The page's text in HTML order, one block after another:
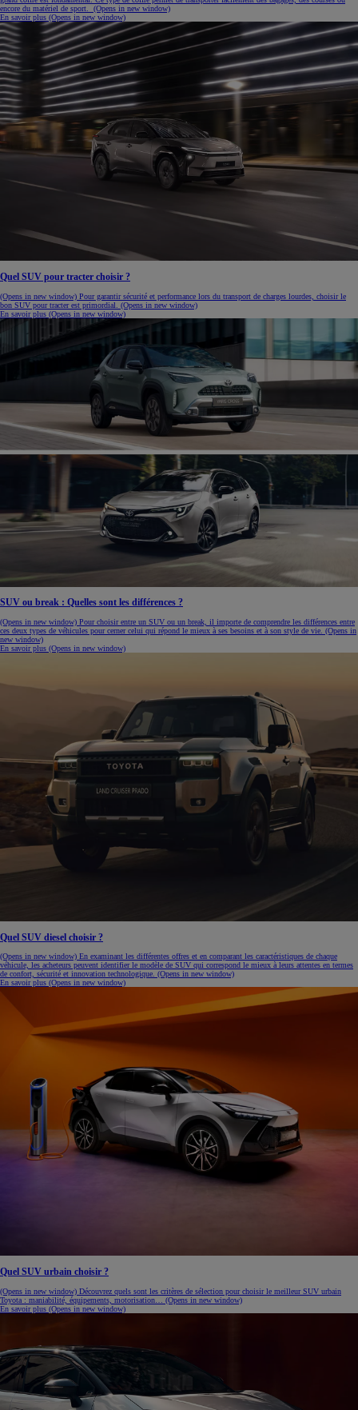
encore du matériel de sport. (Opens in new window)
En savoir plus (Opens in new window)
Quel SUV pour tracter choisir ?
(Opens in new window) Pour garantir sécurité et performance lors du transport de charges lourdes, choisir le
bon SUV pour tracter est primordial. (Opens in new window)
En savoir plus (Opens in new window)
SUV ou break : Quelles sont les différences ?
(Opens in new window) Pour choisir entre un SUV ou un break, il importe de comprendre les différences entre
ces deux types de véhicules pour cerner celui qui répond le mieux à ses besoins et à son style de vie. (Opens in
new window)
En savoir plus (Opens in new window)
Quel SUV diesel choisir ?
(Opens in new window) En examinant les différentes offres et en comparant les caractéristiques de chaque
véhicule, les acheteurs peuvent identifier le modèle de SUV qui correspond le mieux à leurs attentes en termes
de confort, sécurité et innovation technologique. (Opens in new window)
En savoir plus (Opens in new window)
Quel SUV urbain choisir ?
(Opens in new window) Découvrez quels sont les critères de sélection pour choisir le meilleur SUV urbain
Toyota : maniabilité, équipements, motorisation… (Opens in new window)
En savoir plus (Opens in new window)